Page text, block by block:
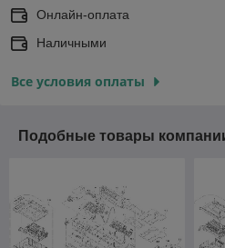
Онлайн-оплата
Наличными
Все условия оплаты
Подобные товары